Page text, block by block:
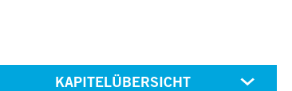
KAPITELÜBERSICHT